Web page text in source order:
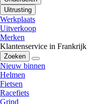
Uitrusting
Werkplaats
Uitverkoop
Merken
Klantenservice in Frankrijk
Zoeken
Nieuw binnen
Helmen
Fietsen
Racefiets
Grind